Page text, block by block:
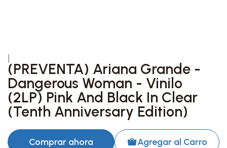
(PREVENTA) Ariana Grande -
Dangerous Woman - Vinilo
(2LP) Pink And Black In Clear
(Tenth Anniversary Edition)
Agregar al Carro
Comprar ahora